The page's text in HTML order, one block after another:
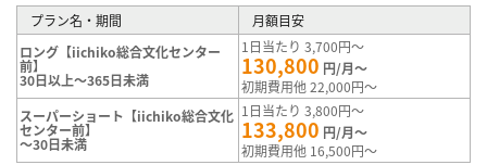
プラン名・期間
月額目安
ロング【iichiko総合文化センター
前】
30日以上～365日未満
1日当たり 3,700円～
130,800 円/月～
初期費用他 22,000円～
スーパーショート【iichiko総合文化
センター前】
～30日未満
1日当たり 3,800円～
133,800 円/月～
初期費用他 16,500円～